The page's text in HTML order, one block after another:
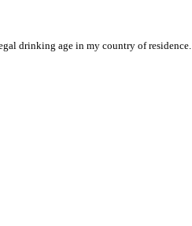
drinking age in my country of residence.